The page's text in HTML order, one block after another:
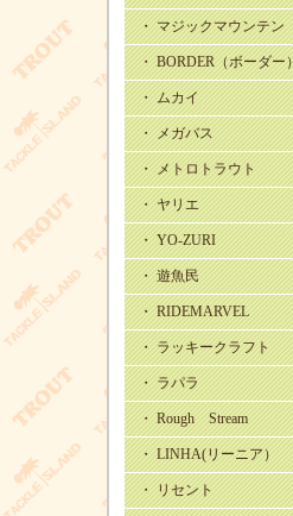
・ マジックマウンテン
・ BORDER（ボーダー）
・ ムカイ
・ メガバス
・ メトロトラウト
・ ヤリエ
・ YO-ZURI
・ 遊魚民
・ RIDEMARVEL
・ ラッキークラフト
・ ラパラ
・ Rough Stream
・ LINHA(リーニア）
・ リセント